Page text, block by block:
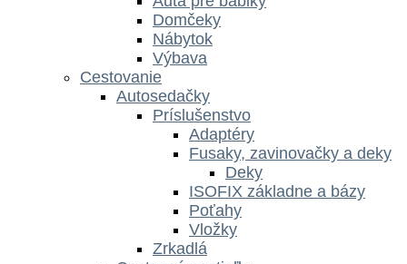
Domčeky
Nábytok
Výbava
Cestovanie
Autosedačky
Príslušenstvo
Adaptéry
Fusaky, zavinovačky a deky
Deky
ISOFIX základne a bázy
Poťahy
Vložky
Zrkadlá